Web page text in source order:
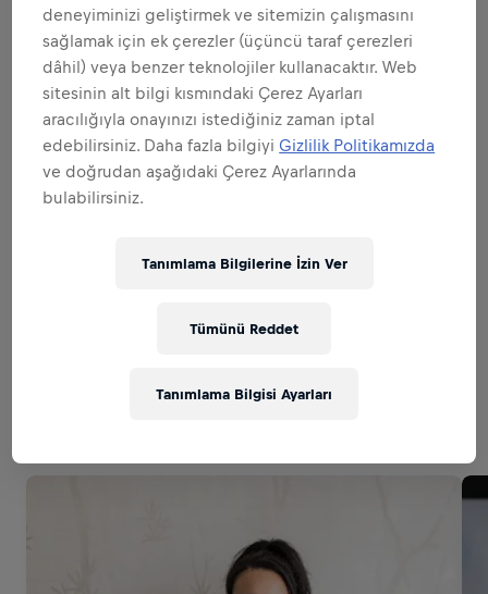
Hepsini genişlet
MARKA VE ÜRÜNÜN ELÇİSİ OLMAK
MÜKKEMMEL UYGULAMALARA İMZA
ATMAK
SATIŞTA UZMANLAŞMAK
deneyiminizi geliştirmek ve sitemizin çalışmasını
sağlamak için ek çerezler (üçüncü taraf çerezleri
dâhil) veya benzer teknolojiler kullanacaktır. Web
sitesinin alt bilgi kısmındaki Çerez Ayarları
aracılığıyla onayınızı istediğiniz zaman iptal
edebilirsiniz. Daha fazla bilgiyi Gizlilik Politikamızda
ve doğrudan aşağıdaki Çerez Ayarlarında
bulabilirsiniz.
Tümünü Reddet
Tanımlama Bilgilerine İzin Ver
Tanımlama Bilgisi Ayarları